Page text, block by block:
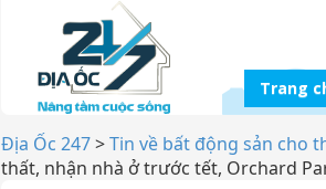
Trang
Địa Ốc 247>Tin về bất động sản cho
thất, nhận nhà ở trước tết, Orchard